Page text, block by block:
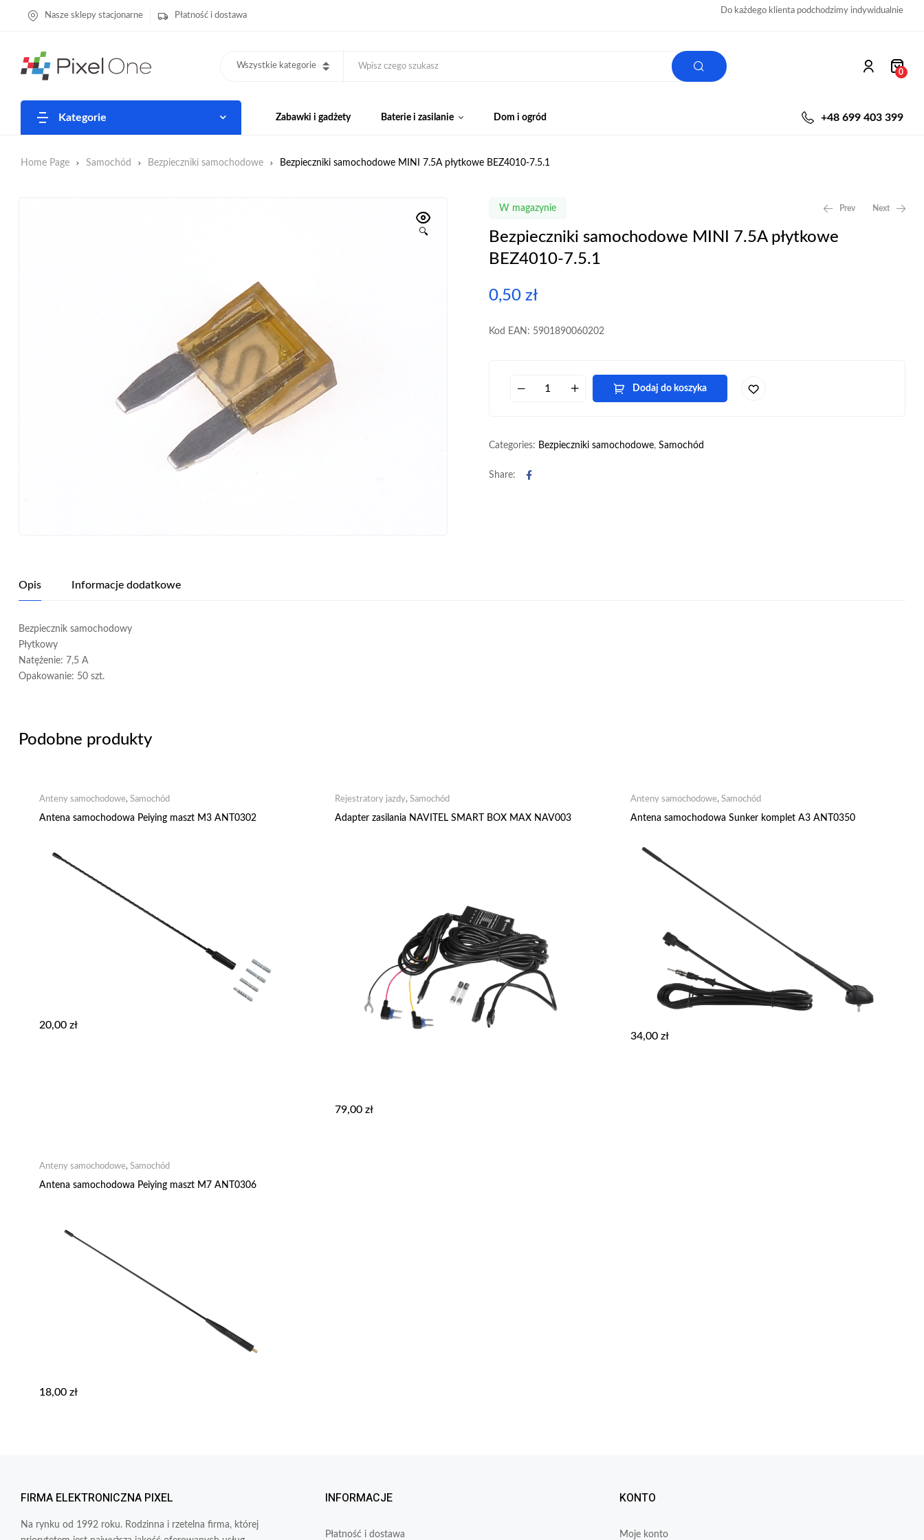
Nasze sklepy stacjonarne Płatność i dostawa Do każdego klienta podchodzimy indywidualnie
Wszystkie kategorie
0
Kategorie Zabawki i gadżety Baterie i zasilanie Dom i ogród +48 699 403 399
Home Page Samochód Bezpieczniki samochodowe Bezpieczniki samochodowe MINI 7.5A płytkowe BEZ4010-7.5.1
🔍
W magazynie Prev Next
Bezpieczniki samochodowe MINI 7.5A płytkowe
BEZ4010-7.5.1
0,50 zł
Kod EAN: 5901890060202
Dodaj do koszyka
Categories: Bezpieczniki samochodowe, Samochód
Share: Facebook
Opis Informacje dodatkowe
Bezpiecznik samochodowy
Płytkowy
Natężenie: 7,5 A
Opakowanie: 50 szt.
Podobne produkty
Anteny samochodowe, Samochód
Antena samochodowa Peiying maszt M3 ANT0302
20,00 zł
Rejestratory jazdy, Samochód
Adapter zasilania NAVITEL SMART BOX MAX NAV003
79,00 zł
Anteny samochodowe, Samochód
Antena samochodowa Sunker komplet A3 ANT0350
34,00 zł
Anteny samochodowe, Samochód
Antena samochodowa Peiying maszt M7 ANT0306
18,00 zł
FIRMA ELEKTRONICZNA PIXEL
Na rynku od 1992 roku. Rodzinna i rzetelna firma, której
INFORMACJE
Płatność i dostawa
KONTO
Moje konto